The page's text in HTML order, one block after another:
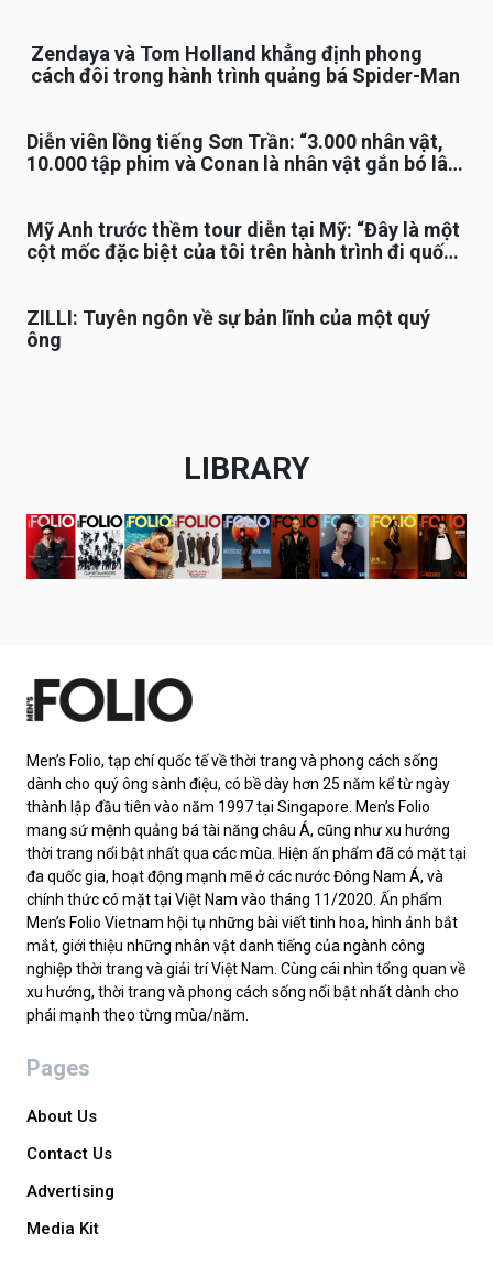
Zendaya và Tom Holland khẳng định phong
cách đôi trong hành trình quảng bá Spider-Man
Diễn viên lồng tiếng Sơn Trần: “3.000 nhân vật,
10.000 tập phim và Conan là nhân vật gắn bó lâu
Mỹ Anh trước thềm tour diễn tại Mỹ: “Đây là một
cột mốc đặc biệt của tôi trên hành trình đi quốc
ZILLI: Tuyên ngôn về sự bản lĩnh của một quý
ông
LIBRARY
Men’s Folio, tạp chí quốc tế về thời trang và phong cách sống
dành cho quý ông sành điệu, có bề dày hơn 25 năm kể từ ngày
thành lập đầu tiên vào năm 1997 tại Singapore. Men’s Folio
mang sứ mệnh quảng bá tài năng châu Á, cũng như xu hướng
thời trang nổi bật nhất qua các mùa. Hiện ấn phẩm đã có mặt tại
đa quốc gia, hoạt động mạnh mẽ ở các nước Đông Nam Á, và
chính thức có mặt tại Việt Nam vào tháng 11/2020. Ấn phẩm
Men’s Folio Vietnam hội tụ những bài viết tinh hoa, hình ảnh bắt
mắt, giới thiệu những nhân vật danh tiếng của ngành công
nghiệp thời trang và giải trí Việt Nam. Cùng cái nhìn tổng quan về
xu hướng, thời trang và phong cách sống nổi bật nhất dành cho
phái mạnh theo từng mùa/năm.
Pages
About Us
Contact Us
Advertising
Media Kit